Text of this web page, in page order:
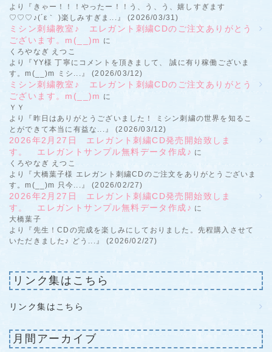
より『きゃー！！！やったー！！う、う、う、嬉しすぎます
♡♡♡♪(´ε｀ )楽しみすぎま...』 (2026/03/31)
ミシン刺繍教室♪ エレガント刺繍CDのご注文ありがとう
ございます。m(__)m に
くろやなぎ えつこ
より『YY様 丁寧にコメントを頂きまして、 誠に有り稼働ございま
す。m(__)m ミシ...』 (2026/03/12)
ミシン刺繍教室♪ エレガント刺繍CDのご注文ありがとう
ございます。m(__)m に
ＹＹ
より『昨日はありがとうございました！ ミシン刺繍の世界を知るこ
とができて本当に有益な...』 (2026/03/12)
2026年2月27日 エレガント刺繍CD発売開始致しま
す。 エレガントサンプル無料データ作成♪ に
くろやなぎ えつこ
より『大橋葉子様 エレガント刺繍CDのご注文をありがとうございま
す。m(__)m 只今...』 (2026/02/27)
2026年2月27日 エレガント刺繍CD発売開始致しま
す。 エレガントサンプル無料データ作成♪ に
大橋葉子
より『先生！CDの完成を楽しみにしておりました。先程購入させて
いただきました♪ どう...』 (2026/02/27)
リンク集はこちら
リンク集はこちら
月間アーカイブ